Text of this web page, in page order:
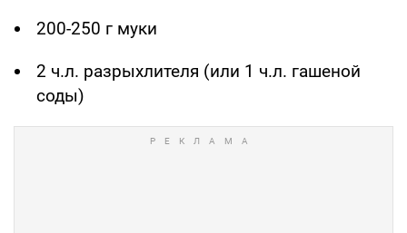
200-250 г муки
2 ч.л. разрыхлителя (или 1 ч.л. гашеной
соды)